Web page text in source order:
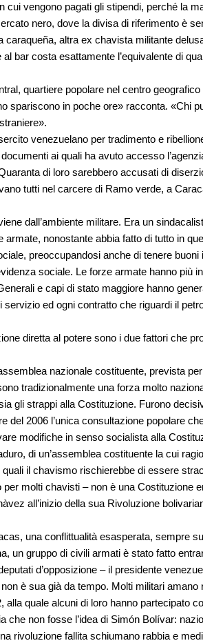
vengono pagati gli stipendi, perché la
nero, dove la divisa di riferimento è
altra ex chavista militante
bar costa esattamente l’equivalente di
quartiere popolare nel centro
spariscono in poche ore» racconta. «Chi
venezuelano per tradimento e
ai quali ha avuto accesso
di loro sarebbero accusati di
tutti nel carcere di Ramo verde, a
dall’ambiente militare. Era un
nonostante abbia fatto di tutto in
preoccupandosi anche di tenere buoni
sociale. Le forze armate hanno più
e capi di stato maggiore hanno
ed ogni contratto che riguardi il
diretta al potere sono i due fattori che
nazionale costituente, prevista
tradizionalmente una forza molto
gli strappi alla Costituzione. Furono
2006 l’unica consultazione popolare
modifiche in senso socialista alla
di un’assemblea costituente la cui
il chavismo rischierebbe di essere
molti chavisti – non è una Costituzione
all’inizio della sua Rivoluzione
una conflittualità esasperata, sempre
un gruppo di civili armati è stato fatto
d’opposizione – il presidente
è sua già da tempo. Molti militari amano
alla quale alcuni di loro hanno partecipato
non fosse l’idea di Simón Bolívar:
rivoluzione fallita schiumano rabbia e